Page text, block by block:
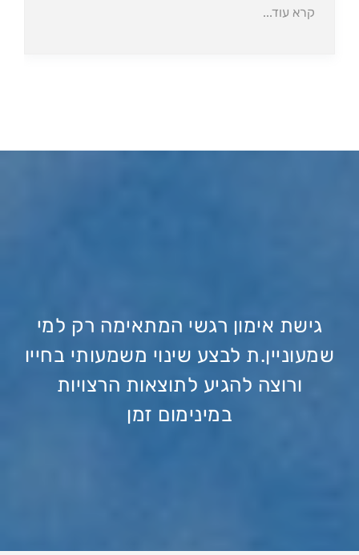
קרא עוד...
גישת אימון רגשי המתאימה רק למי
שמעוניין.ת לבצע שינוי משמעותי בחייו
ורוצה להגיע לתוצאות הרצויות
במינימום זמן